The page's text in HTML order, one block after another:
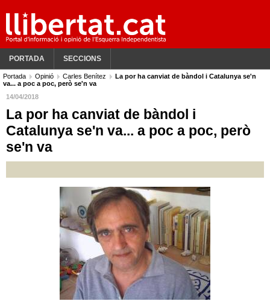
PORTADA SECCIONS
Portada Opinió Carles Benítez
La por ha canviat de bàndol i Catalunya se'n
va... a poc a poc, però se'n va
14/04/2018
La por ha canviat de bàndol i
Catalunya se'n va... a poc a poc, però
se'n va